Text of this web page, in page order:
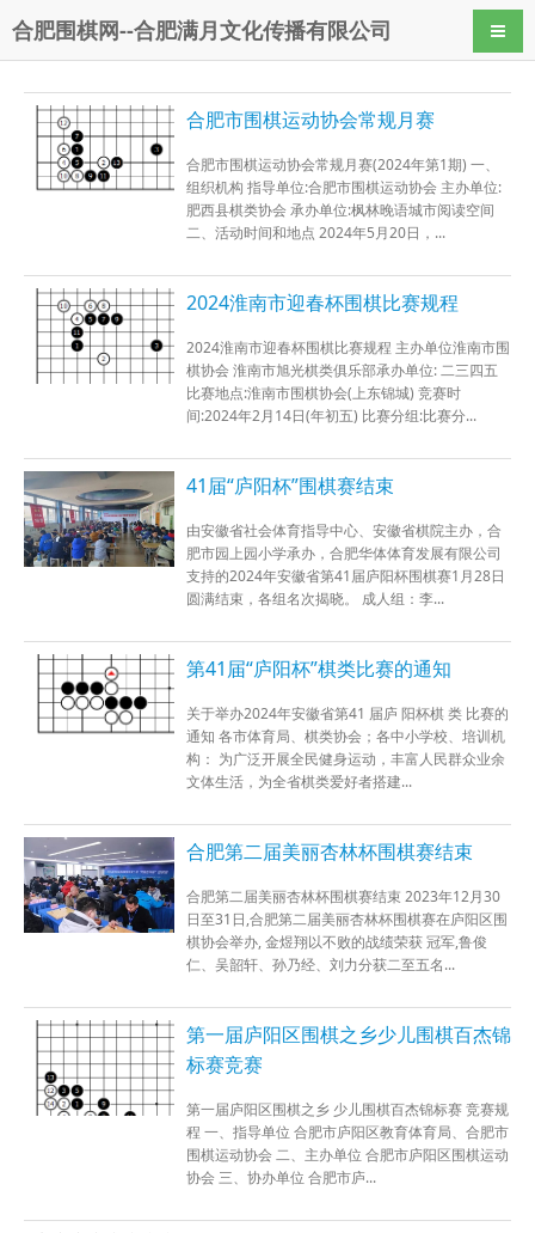
合肥围棋网--合肥满月文化传播有限公司 导航
合肥市围棋运动协会常规月赛
合肥市围棋运动协会常规月赛(2024年第1期) 一、
组织机构 指导单位:合肥市围棋运动协会 主办单位:
肥西县棋类协会 承办单位:枫林晚语城市阅读空间
二、活动时间和地点 2024年5月20日，...
2024淮南市迎春杯围棋比赛规程
2024淮南市迎春杯围棋比赛规程 主办单位淮南市围
棋协会 淮南市旭光棋类俱乐部承办单位: 二三四五
比赛地点:淮南市围棋协会(上东锦城) 竞赛时
间:2024年2月14日(年初五) 比赛分组:比赛分...
41届“庐阳杯”围棋赛结束
由安徽省社会体育指导中心、安徽省棋院主办，合
肥市园上园小学承办，合肥华体体育发展有限公司
支持的2024年安徽省第41届庐阳杯围棋赛1月28日
圆满结束，各组名次揭晓。 成人组：李...
第41届“庐阳杯”棋类比赛的通知
关于举办2024年安徽省第41 届庐 阳杯棋 类 比赛的
通知 各市体育局、棋类协会；各中小学校、培训机
构： 为广泛开展全民健身运动，丰富人民群众业余
文体生活，为全省棋类爱好者搭建...
合肥第二届美丽杏林杯围棋赛结束
合肥第二届美丽杏林杯围棋赛结束 2023年12月30
日至31日,合肥第二届美丽杏林杯围棋赛在庐阳区围
棋协会举办, 金煜翔以不败的战绩荣获 冠军,鲁俊
仁、吴韶轩、孙乃经、刘力分获二至五名...
第一届庐阳区围棋之乡少儿围棋百杰锦
标赛竞赛
第一届庐阳区围棋之乡 少儿围棋百杰锦标赛 竞赛规
程 一、指导单位 合肥市庐阳区教育体育局、合肥市
围棋运动协会 二、主办单位 合肥市庐阳区围棋运动
协会 三、协办单位 合肥市庐...